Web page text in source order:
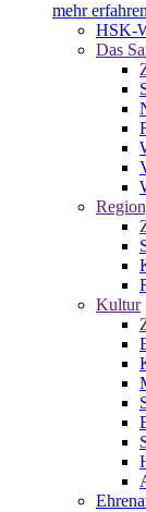
mehr erfahren
HSK-
Das
Kultur